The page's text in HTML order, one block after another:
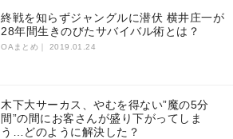
終戦を知らずジャングルに潜伏 横井庄一が
28年間生きのびたサバイバル術とは？
OAまとめ｜ 2019.01.24
木下大サーカス、やむを得ない”魔の5分
間”の間にお客さんが盛り下がってしま
う…どのように解決した？